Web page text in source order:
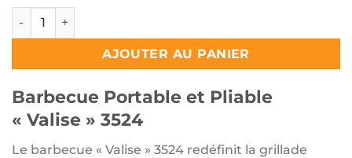
quantité de Barbecue Portable et Pliable "Valise" 3524
AJOUTER AU PANIER
Barbecue Portable et Pliable
« Valise » 3524
Le barbecue « Valise » 3524 redéfinit la grillade